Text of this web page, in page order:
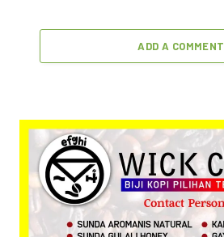
ADD A COMMENT